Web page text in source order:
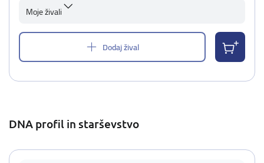
Moje živali
Dodaj žival
DNA profil in starševstvo